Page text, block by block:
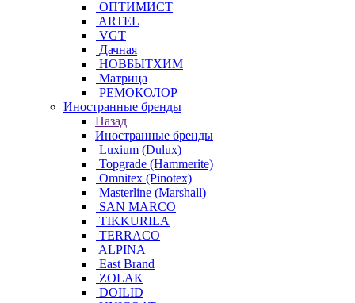
ОПТИМИСТ
ARTEL
VGT
Дачная
НОВБЫТХИМ
Матрица
РЕМОКОЛОР
Иностранные бренды
Назад
Иностранные бренды
Luxium (Dulux)
Topgrade (Hammerite)
Omnitex (Pinotex)
Masterline (Marshall)
SAN MARCO
TIKKURILA
TERRACO
ALPINA
East Brand
ZOLAK
DOILID